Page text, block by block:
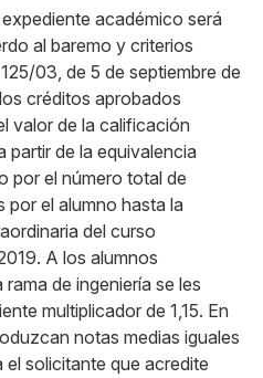
académico será
al baremo y criterios
03, de 5 de septiembre de
créditos aprobados
valor de la calificación
partir de la equivalencia
por el número total de
el alumno hasta la
del curso
A los alumnos
de ingeniería se les
multiplicador de 1,15. En
notas medias iguales
solicitante que acredite